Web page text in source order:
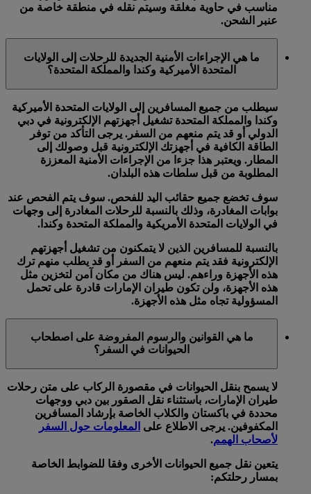
مناسب في حاوية مغلقة وسيتم نقله في منطقة خاصة من
عنبر الشحن.
ما هي الإجراءات الأمنية الجديدة للرحلات إلى الولايات
المتحدة الأميركية وكندا والمملكة المتحدة؟
سيطلب من جميع المسافرين إلى الولايات المتحدة الأميركية
وكندا والمملكة المتحدة تشغيل أجهزتهم الإلكترونية في دبي
الدولي أو قد يتم منعهم من السفر. يرجى التأكد من توفر
الطاقة الكافية في أجهزتك الإلكترونية قبل وصولك إلى
المطار. ويعتبر هذا جزءا من الإجراءات الأمنية المعززة
المطلوبة من قبل سلطات هذه البلدان.
سوف تخضع جميع حقائب اليد للفحص. سوف يتم الفحص عند
بوابات المغادرة، وذلك بالنسبة للرحلات المغادرة إلى وجهات
في الولايات المتحدة الأمريكية والمملكة المتحدة وكندا.
بالنسبة للمسافرين الذين لا يتمكنون من تشغيل أجهزتهم
الإلكترونية فقد يتم منعهم من السفر أو قد يطلب منهم ترك
هذه الأجهزة وراءهم. ليس هناك من مكان آمن لتخزين مثل
هذه الأجهزة، ولن تكون طيران الإمارات قادرة على تحمل
المسؤولية تجاه مثل هذه الأجهزة.
ما هي القوانين والرسوم المفروضة على اصطحاب
الحيوانات في السفر؟
لا يسمح بنقل الحيوانات في مقصورة الركاب على متن رحلات
طيران الإمارات، باستثناء نقل الصقور بين دبي ووجهات
محددة في باكستان والكلاب الخاصة بإرشاد المسافرين
المكفوفين. يرجى الاطلاع على المعلومات حول السفر
لأصحاب الهمم.
يتعين نقل جميع الحيوانات الأخرى وفقا للضوابط الخاصة
بمسار رحلتكم: